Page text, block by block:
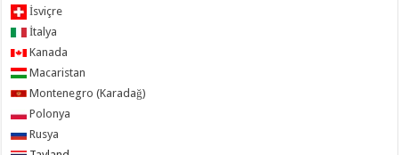
İsviçre
İtalya
Kanada
Macaristan
Montenegro (Karadağ)
Polonya
Rusya